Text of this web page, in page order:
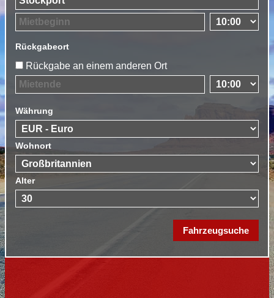
Rückgabeort
Rückgabe an einem anderen Ort
Währung
Wohnort
Alter